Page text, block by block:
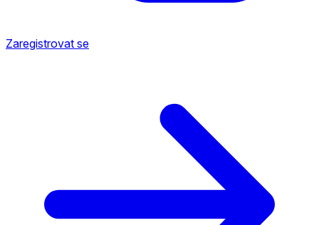
Zaregistrovat se